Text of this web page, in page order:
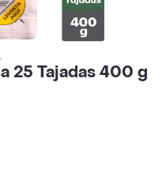
25 Tajadas 400 g